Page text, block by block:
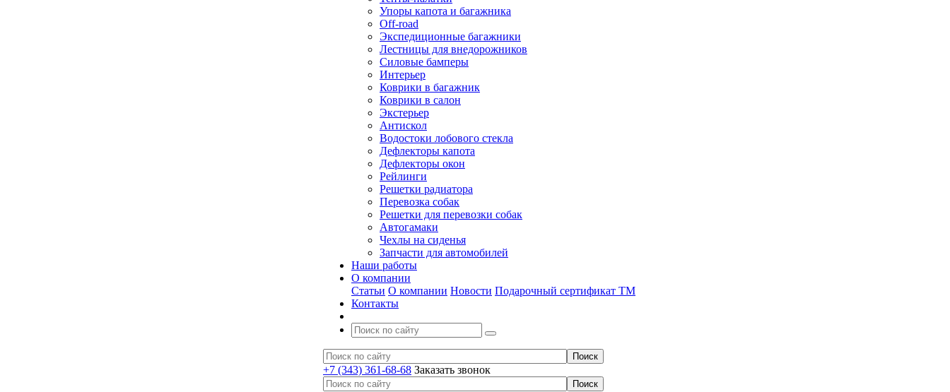
Упоры капота и багажника
Off-road
Экспедиционные багажники
Лестницы для внедорожников
Силовые бамперы
Интерьер
Коврики в багажник
Коврики в салон
Экстерьер
Антискол
Водостоки лобового стекла
Дефлекторы капота
Дефлекторы окон
Рейлинги
Решетки радиатора
Перевозка собак
Решетки для перевозки собак
Автогамаки
Чехлы на сиденья
Запчасти для автомобилей
Наши работы
О компании
Статьи О компании Новости Подарочный сертификат ТМ
Контакты
+7 (343) 361-68-68 Заказать звонок